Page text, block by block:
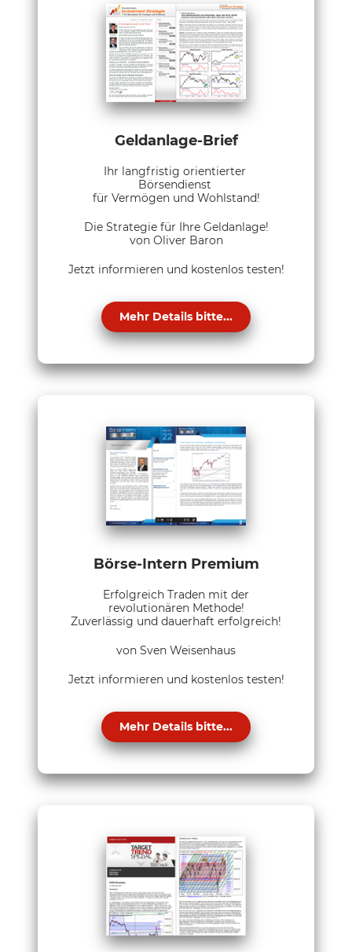
Geldanlage-Brief
Ihr langfristig orientierter
Börsendienst
für Vermögen und Wohlstand!
Die Strategie für Ihre Geldanlage!
von Oliver Baron
Jetzt informieren und kostenlos testen!
Mehr Details bitte...
Börse-Intern Premium
Erfolgreich Traden mit der
revolutionären Methode!
Zuverlässig und dauerhaft erfolgreich!
von Sven Weisenhaus
Jetzt informieren und kostenlos testen!
Mehr Details bitte...